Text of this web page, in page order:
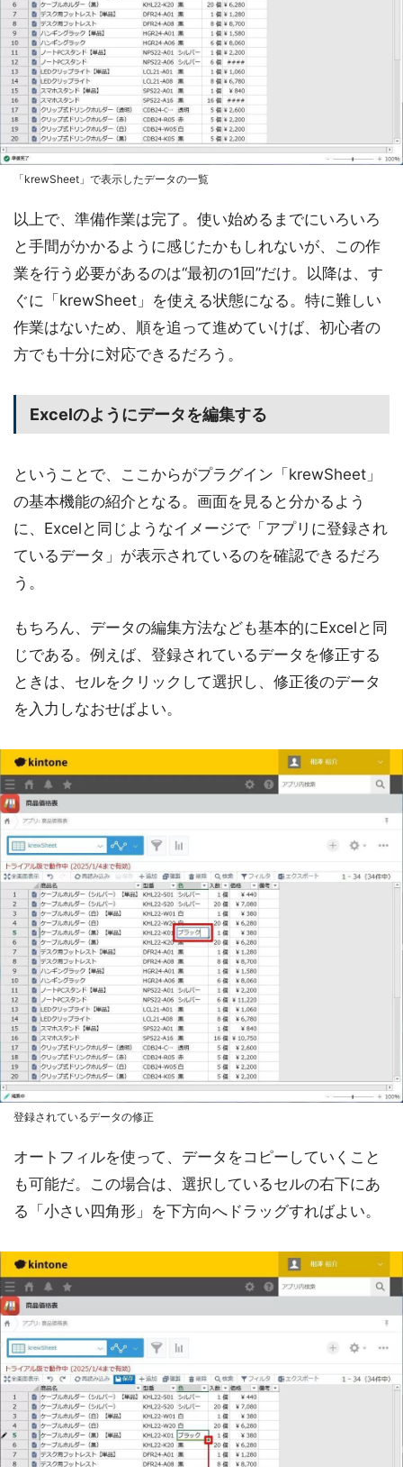
「krewSheet」で表示したデータの一覧
以上で、準備作業は完了。使い始めるまでにいろいろ
と手間がかかるように感じたかもしれないが、この作
業を行う必要があるのは“最初の1回”だけ。以降は、す
ぐに「krewSheet」を使える状態になる。特に難しい
作業はないため、順を追って進めていけば、初心者の
方でも十分に対応できるだろう。
Excelのようにデータを編集する
ということで、ここからがプラグイン「krewSheet」
の基本機能の紹介となる。画面を見ると分かるよう
に、Excelと同じようなイメージで「アプリに登録され
ているデータ」が表示されているのを確認できるだろ
う。
もちろん、データの編集方法なども基本的にExcelと同
じである。例えば、登録されているデータを修正する
ときは、セルをクリックして選択し、修正後のデータ
を入力しなおせばよい。
登録されているデータの修正
オートフィルを使って、データをコピーしていくこと
も可能だ。この場合は、選択しているセルの右下にあ
る「小さい四角形」を下方向へドラッグすればよい。